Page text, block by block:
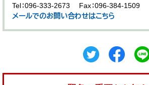
Tel：096-333-2673
Fax：096-384-1509
メールでのお問い合わせはこちら